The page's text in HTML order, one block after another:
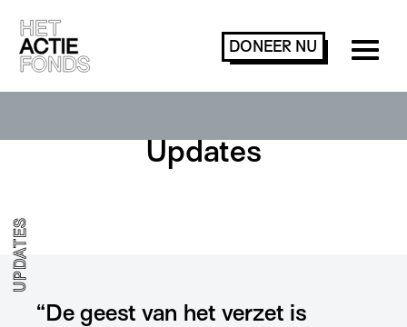
DONEER NU
Updates
UPDATES
“De geest van het verzet is